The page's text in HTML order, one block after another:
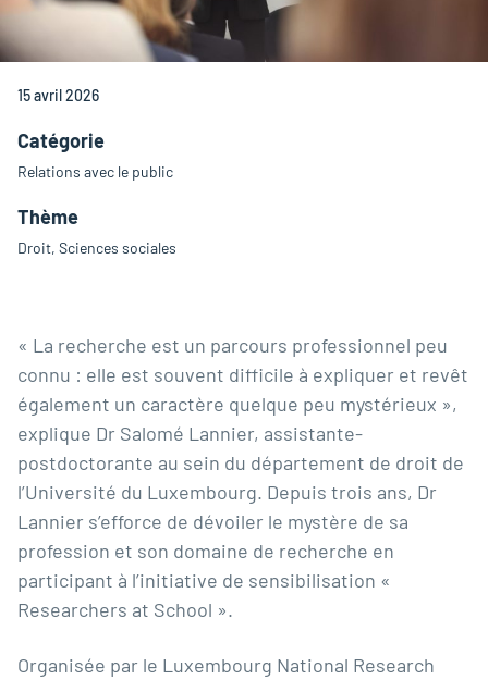
15 avril 2026
Catégorie
Relations avec le public
Thème
Droit, Sciences sociales
« La recherche est un parcours professionnel peu
connu : elle est souvent difficile à expliquer et revêt
également un caractère quelque peu mystérieux »,
explique Dr Salomé Lannier, assistante-
postdoctorante au sein du département de droit de
l’Université du Luxembourg. Depuis trois ans, Dr
Lannier s’efforce de dévoiler le mystère de sa
profession et son domaine de recherche en
participant à l’initiative de sensibilisation «
Researchers at School ».
Organisée par le Luxembourg National Research